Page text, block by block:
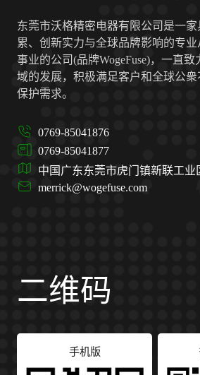
东莞市沃格精密电器有限公司是一
累、创新实力与全球品牌影响的专
事业的公司(品牌WogeFuse)，一直
域的发展，积极满足客户和全球公
保护需求。
0769-85041876
0769-85041877
中国广东东莞市虎门镇新联工业
merrick@wogefuse.com
二维码
手机版